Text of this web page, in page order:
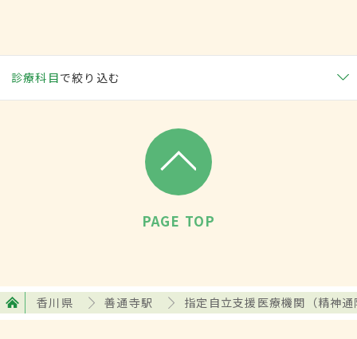
診療科目で絞り込む
PAGE TOP
香川県 善通寺駅 指定自立支援医療機関（精神